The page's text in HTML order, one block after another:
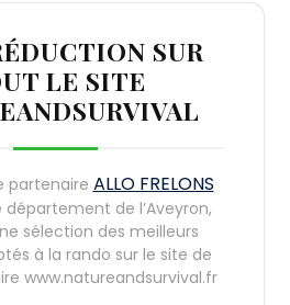
SUR
LE SITE
partenaire ALLO FRELONS
de l’Aveyron,
sélection des meilleurs
à la rando sur le site de
www.natureandsurvival.fr